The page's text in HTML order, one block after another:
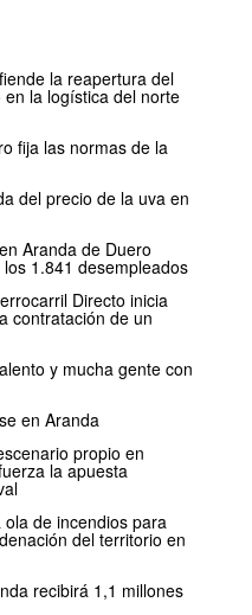
la reapertura del
la logística del norte
fija las normas de la
del precio de la uva en
Aranda de Duero
1.841 desempleados
Directo inicia
contratación de un
y mucha gente con
en Aranda
propio en
la apuesta
de incendios para
del territorio en
recibirá 1,1 millones